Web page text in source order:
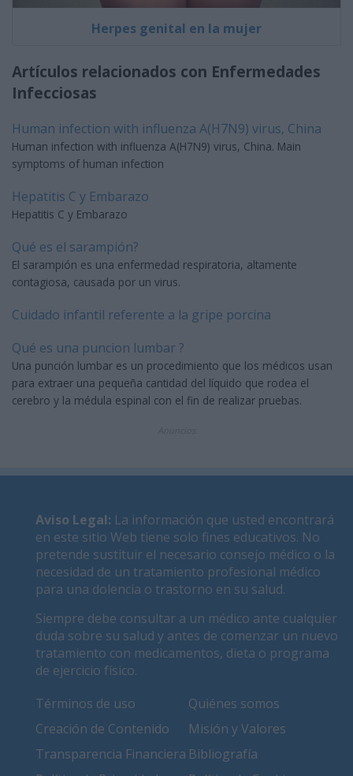
Herpes genital en la mujer
Artículos relacionados con Enfermedades
Infecciosas
Human infection with influenza A(H7N9) virus, China
Human infection with influenza A(H7N9) virus, China. Main
symptoms of human infection
Hepatitis C y Embarazo
Hepatitis C y Embarazo
Qué es el sarampión?
El sarampión es una enfermedad respiratoria, altamente
contagiosa, causada por un virus.
Cuidado infantil referente a la gripe porcina
Qué es una puncion lumbar ?
Una punción lumbar es un procedimiento que los médicos usan
para extraer una pequeña cantidad del líquido que rodea el
cerebro y la médula espinal con el fin de realizar pruebas.
Aviso Legal: La información que usted encontrará
en este sitio Web tiene solo fines educativos. No
pretende sustituir el necesario consejo médico o la
necesidad de un tratamiento profesional médico
para una dolencia o trastorno en su salud.
Siempre debe consultar a un médico ante cualquier
duda sobre su salud y antes de comenzar un nuevo
tratamiento con medicamentos, dieta o programa
de ejercicio físico.
Términos de uso
Quiénes somos
Creación de Contenido
Misión y Valores
Transparencia Financiera Bibliografía